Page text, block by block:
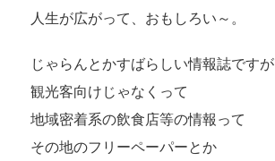
人生が広がって、おもしろい～。
じゃらんとかすばらしい情報誌ですが
観光客向けじゃなくって
地域密着系の飲食店等の情報って
その地のフリーペーパーとか